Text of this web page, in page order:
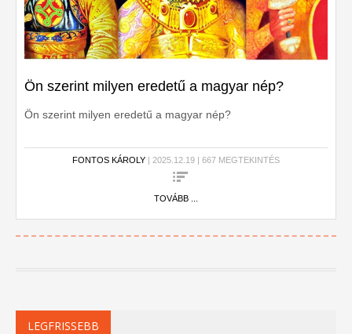
Ön szerint milyen eredetű a magyar nép?
Ön szerint milyen eredetű a magyar nép?
FONTOS KÁROLY | 2025.12.19 | 667 MEGTEKINTÉS
TOVÁBB ...
LEGFRISSEBB